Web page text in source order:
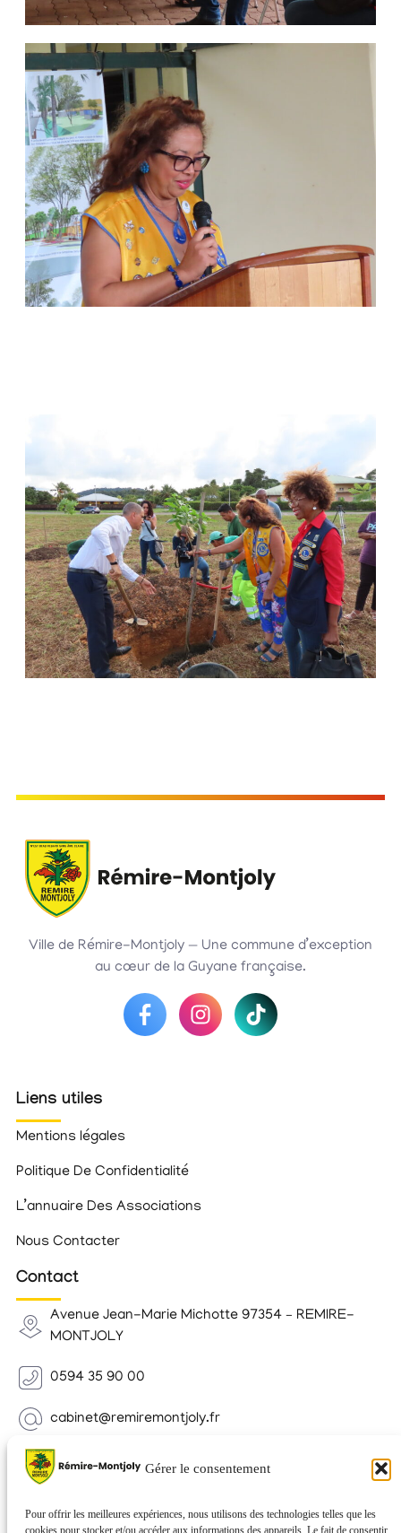
Gérer le consentement
Pour offrir les meilleures expériences, nous utilisons des technologies telles que les
cookies pour stocker et/ou accéder aux informations des appareils. Le fait de consentir
Ville de Rémire-Montjoly — Une commune d’exception
au cœur de la Guyane française.
Liens utiles
Mentions légales
Politique De Confidentialité
L’annuaire Des Associations
Nous Contacter
Contact
Avenue Jean-Marie Michotte 97354 – REMIRE-
MONTJOLY
0594 35 90 00
cabinet@remiremontjoly.fr
Newsletter
nouvelles de votre commune.